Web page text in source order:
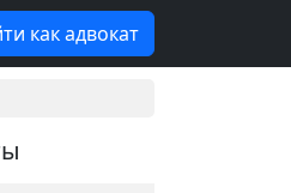
как адвокат